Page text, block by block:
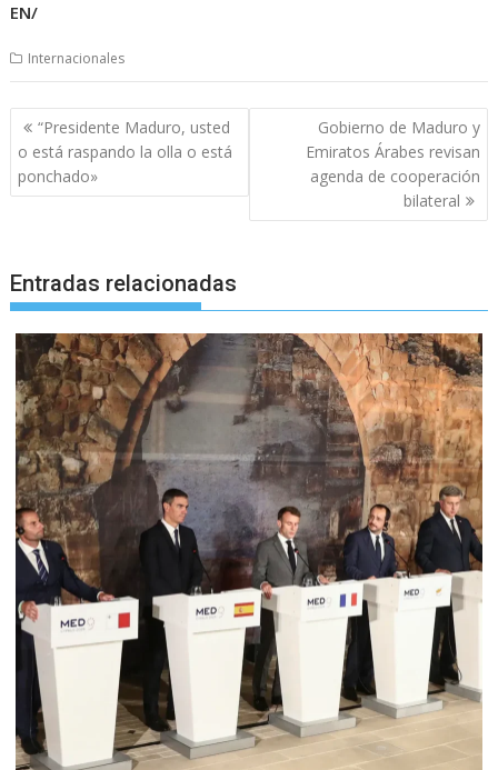
EN/
Internacionales
Navegación
de
entradas
“Presidente Maduro, usted
o está raspando la olla o está
ponchado»
Gobierno de Maduro y
Emiratos Árabes revisan
agenda de cooperación
bilateral
Entradas relacionadas